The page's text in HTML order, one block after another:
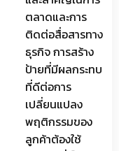
ตลาดและการ
ติดต่อสื่อสารทาง
ธุรกิจ การสร้าง
ป้ายที่มีผลกระทบ
ที่ดีต่อการ
เปลี่ยนแปลง
พฤติกรรมของ
ลูกค้าต้องใช้